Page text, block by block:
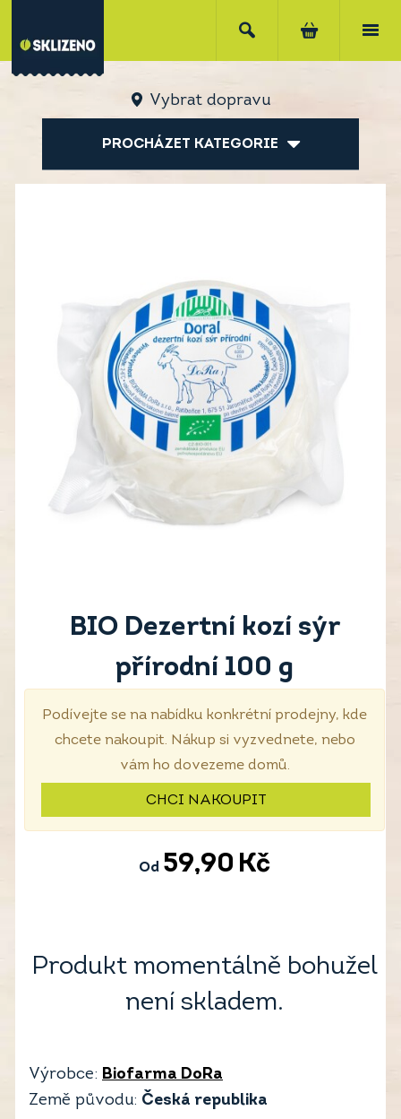
Vybrat dopravu
PROCHÁZET KATEGORIE
BIO Dezertní kozí sýr
přírodní 100 g
Podívejte se na nabídku konkrétní prodejny, kde
chcete nakoupit. Nákup si vyzvednete, nebo
vám ho dovezeme domů.
CHCI NAKOUPIT
Od 59,90 Kč
Produkt momentálně bohužel
není skladem.
Výrobce: Biofarma DoRa
Země původu: Česká republika